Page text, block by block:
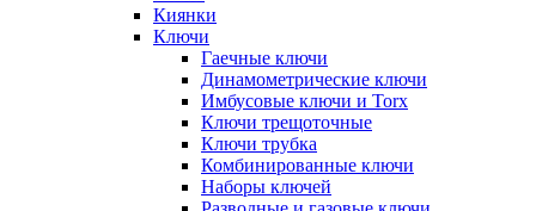
Киянки
Ключи
Гаечные ключи
Динамометрические ключи
Имбусовые ключи и Torx
Ключи трещоточные
Ключи трубка
Комбинированные ключи
Наборы ключей